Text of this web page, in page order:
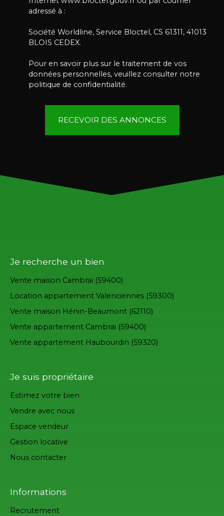
adressé à :
Société Worldline, Service Bloctel, CS 61311, 41013
BLOIS CEDEX.
Pour en savoir plus sur le traitement de vos
données personnelles, veuillez consulter notre
politique de confidentialité.
RECEVOIR DES ANNONCES
Je recherche un bien
Vente maison Cambrai (59400)
Location appartement Valenciennes (59300)
Vente maison Hénin-Beaumont (62110)
Vente appartement Cambrai (59400)
Vente appartement Haubourdin (59320)
Je suis propriétaire
Estimez votre bien
Vendre avec nous
Espace vendeur
Gestion locative
Nous contacter
Informations
Recrutement